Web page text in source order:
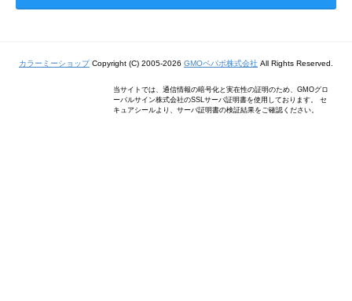
カラーミーショップCopyright (C) 2005-2026 GMOペパボ株式会社 All Rights Reserved.
当サイトでは、通信情報の暗号化と実在性の証明のため、GMOグロ
ーバルサイン株式会社のSSLサーバ証明書を使用しております。 セ
キュアシールより、サーバ証明書の検証結果をご確認ください。